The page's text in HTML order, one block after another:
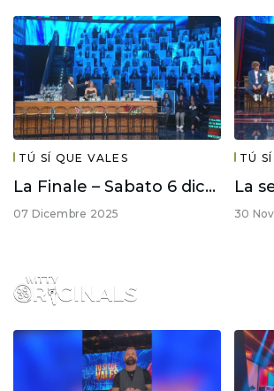
TÚ SÍ QUE VALES
La Finale – Sabato 6 dicembre
07 Dicembre 2025
TÚ
30